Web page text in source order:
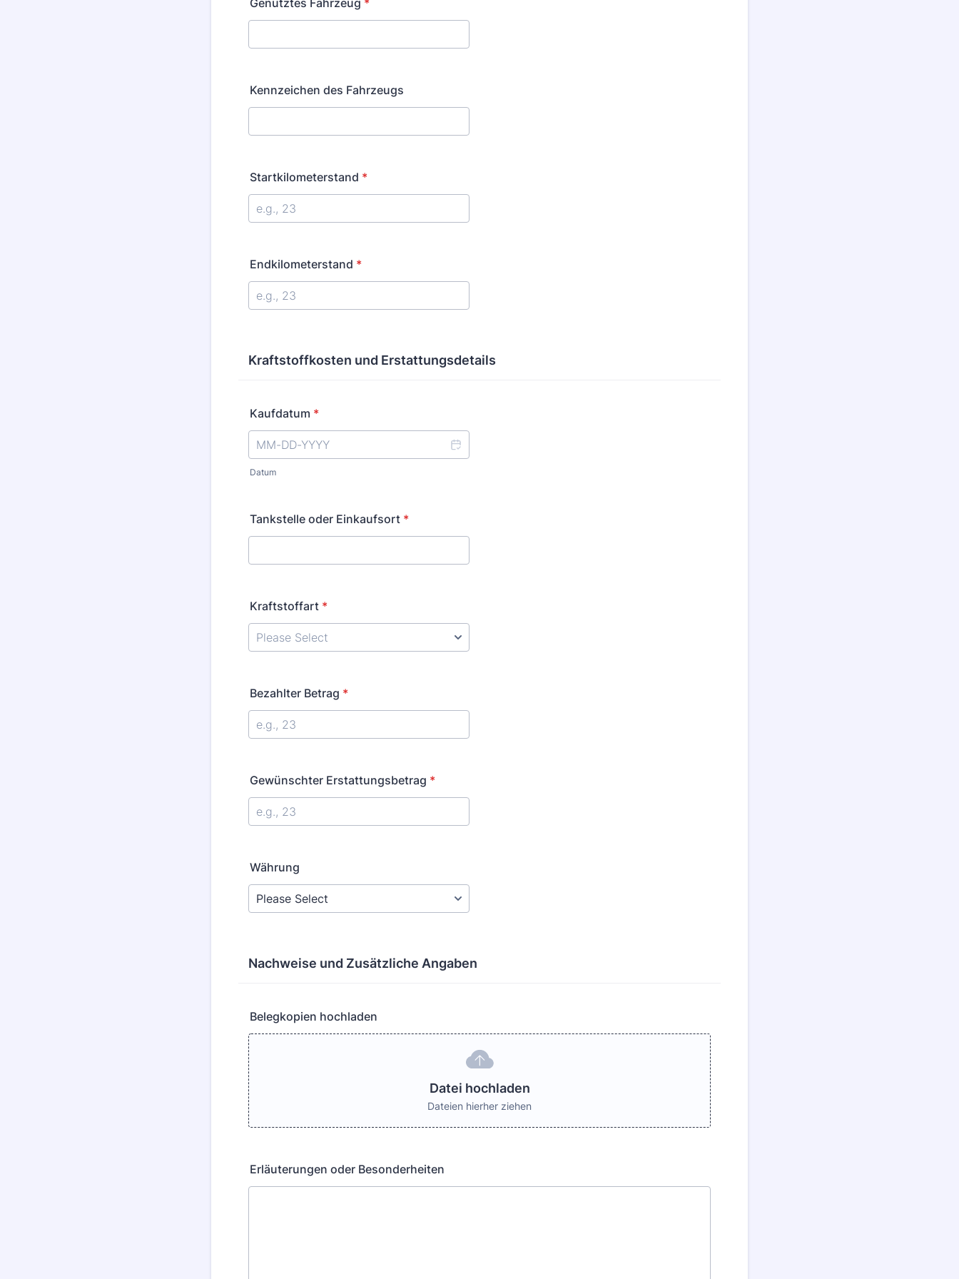
Genutztes Fahrzeug *
Kennzeichen des Fahrzeugs
Startkilometerstand *
Endkilometerstand *
Kraftstoffkosten und Erstattungsdetails
Kaufdatum *
Datum
Tankstelle oder Einkaufsort *
Kraftstoffart *
Bezahlter Betrag *
Gewünschter Erstattungsbetrag *
Währung
Nachweise und Zusätzliche Angaben
Belegkopien hochladen
Datei hochladen
Dateien hierher ziehen
Erläuterungen oder Besonderheiten